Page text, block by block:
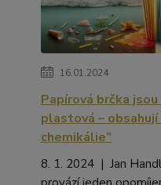
16.01.2024
Papírová brčka jsou
plastová –
chemikálie”
8. 1. 2024 | Jan Handl